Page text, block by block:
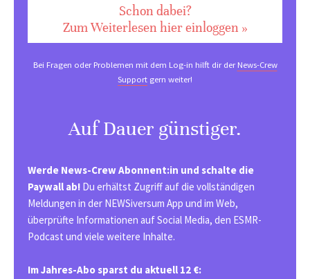
Schon dabei?
Zum Weiterlesen hier einloggen »
Bei Fragen oder Problemen mit dem Log-in hilft dir derNews-Crew
Support gern weiter!
Auf Dauer günstiger.
Werde News-Crew Abonnent:in und schalte die
Paywall ab! Du erhältst Zugriff auf die vollständigen
Meldungen in der NEWSiversum App und im Web,
überprüfte Informationen auf Social Media, den ESMR-
Podcast und viele weitere Inhalte.
Im Jahres-Abo sparst du aktuell 12 €: